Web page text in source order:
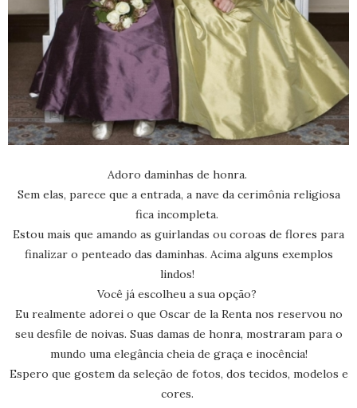
Adoro daminhas de honra.
Sem elas, parece que a entrada, a nave da cerimônia religiosa
fica incompleta.
Estou mais que amando as guirlandas ou coroas de flores para
finalizar o penteado das daminhas. Acima alguns exemplos
lindos!
Você já escolheu a sua opção?
Eu realmente adorei o que Oscar de la Renta nos reservou no
seu desfile de noivas. Suas damas de honra, mostraram para o
mundo uma elegância cheia de graça e inocência!
Espero que gostem da seleção de fotos, dos tecidos, modelos e
cores.